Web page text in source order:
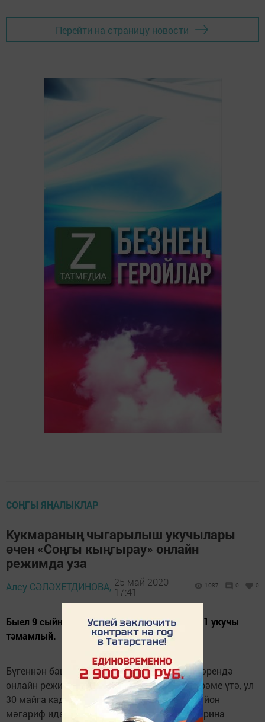
Перейти на страницу новости
СОҢГЫ ЯҢАЛЫКЛАР
Кукмараның чыгарылыш укучылары
өчен «Соңгы кыңгырау» онлайн
режимда уза
Алсу СӘЛӘХЕТДИНОВА, 25 май 2020 -
17:41
1087 0 0
Быел 9 сыйныфны - 493, ә 11 сыйныфны 221 укучы
тәмамлый.
Бүгеннән башлап Кукмара районы мәктәпләрендә
онлайн режимында «Соңгы кыңгырау» бәйрәме үтә, ул
30 майга кадәр дәвам итәчәк. Бу турыда район
мәгариф идарәсе җитәкчесе урынбасары Ирина